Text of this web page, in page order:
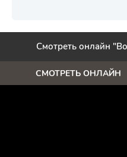
Смотреть онлайн
СМОТРЕТЬ ОНЛАЙН